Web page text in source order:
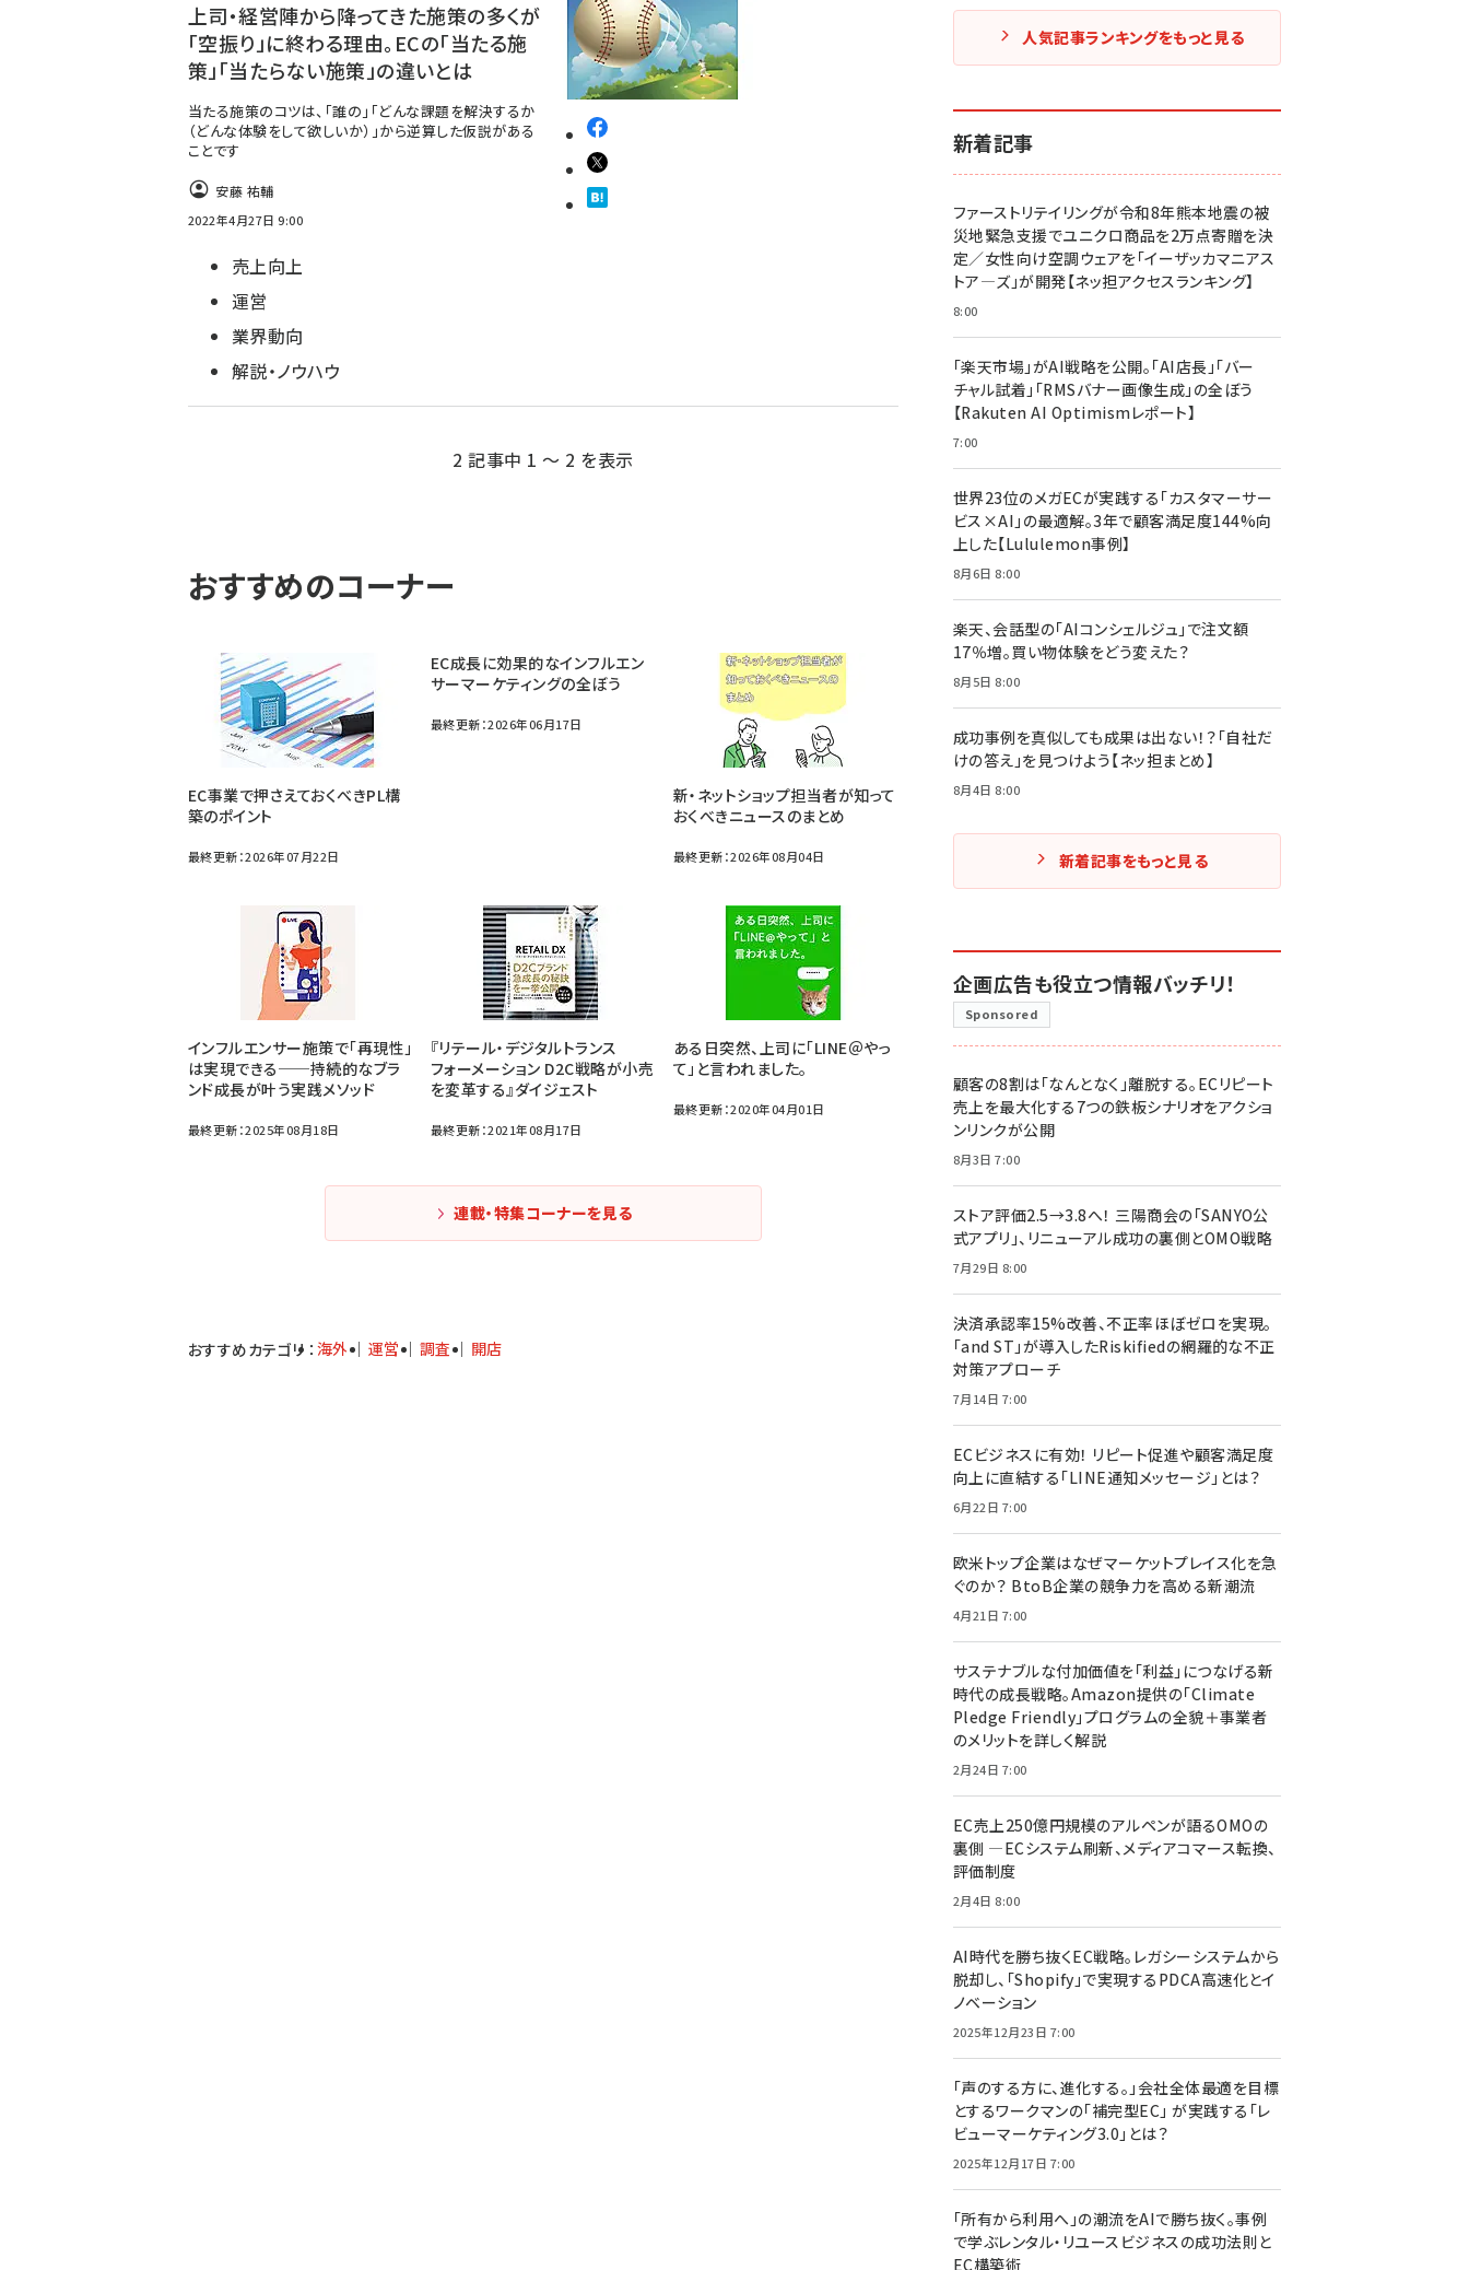
上司・経営陣から降ってきた施策の多くが
「空振り」に終わる理由。ECの「当たる施
策」「当たらない施策」の違いとは
当たる施策のコツは、「誰の」「どんな課題を解決するか
（どんな体験をして欲しいか）」から逆算した仮説がある
ことです
安藤 祐輔
2022年4月27日 9:00
売上向上
運営
業界動向
解説・ノウハウ
2 記事中 1 ～ 2 を表示
おすすめのコーナー
EC事業で押さえておくべきPL構
築のポイント
最終更新：2026年07月22日
EC成長に効果的なインフルエン
サーマーケティングの全ぼう
最終更新：2026年06月17日
新・ネットショップ担当者が知って
おくべきニュースのまとめ
最終更新：2026年08月04日
インフルエンサー施策で「再現性」
は実現できる──持続的なブラ
ンド成長が叶う実践メソッド
最終更新：2025年08月18日
『リテール・デジタルトランス
フォーメーション D2C戦略が小売
を変革する』ダイジェスト
最終更新：2021年08月17日
ある日突然、上司に「LINE＠やっ
て」と言われました。
最終更新：2020年04月01日
連載・特集コーナーを見る
おすすめカテゴリ ： 海外 運営 調査 開店
人気記事ランキングをもっと見る
新着記事
ファーストリテイリングが令和8年熊本地震の被
災地緊急支援でユニクロ商品を2万点寄贈を決
定／女性向け空調ウェアを「イーザッカマニアス
トア―ズ」が開発【ネッ担アクセスランキング】
8:00
「楽天市場」がAI戦略を公開。「AI店長」「バー
チャル試着」「RMSバナー画像生成」の全ぼう
【Rakuten AI Optimismレポート】
7:00
世界23位のメガECが実践する「カスタマーサー
ビス×AI」の最適解。3年で顧客満足度144%向
上した【Lululemon事例】
8月6日 8:00
楽天、会話型の「AIコンシェルジュ」で注文額
17％増。買い物体験をどう変えた？
8月5日 8:00
成功事例を真似しても成果は出ない！？「自社だ
けの答え」を見つけよう【ネッ担まとめ】
8月4日 8:00
新着記事をもっと見る
企画広告も役立つ情報バッチリ！
Sponsored
顧客の8割は「なんとなく」離脱する。ECリピート
売上を最大化する7つの鉄板シナリオをアクショ
ンリンクが公開
8月3日 7:00
ストア評価2.5→3.8へ！ 三陽商会の「SANYO公
式アプリ」、リニューアル成功の裏側とOMO戦略
7月29日 8:00
決済承認率15%改善、不正率ほぼゼロを実現。
「and ST」が導入したRiskifiedの網羅的な不正
対策アプローチ
7月14日 7:00
ECビジネスに有効！ リピート促進や顧客満足度
向上に直結する「LINE通知メッセージ」とは？
6月22日 7:00
欧米トップ企業はなぜマーケットプレイス化を急
ぐのか？ BtoB企業の競争力を高める新潮流
4月21日 7:00
サステナブルな付加価値を「利益」につなげる新
時代の成長戦略。Amazon提供の「Climate
Pledge Friendly」プログラムの全貌＋事業者
のメリットを詳しく解説
2月24日 7:00
EC売上250億円規模のアルペンが語るOMOの
裏側 ―ECシステム刷新、メディアコマース転換、
評価制度
2月4日 8:00
AI時代を勝ち抜くEC戦略。レガシーシステムから
脱却し、「Shopify」で実現するPDCA高速化とイ
ノベーション
2025年12月23日 7:00
「声のする方に、進化する。」会社全体最適を目標
とするワークマンの「補完型EC」 が実践する「レ
ビューマーケティング3.0」とは？
2025年12月17日 7:00
「所有から利用へ」の潮流をAIで勝ち抜く。事例
で学ぶレンタル・リユースビジネスの成功法則と
EC構築術